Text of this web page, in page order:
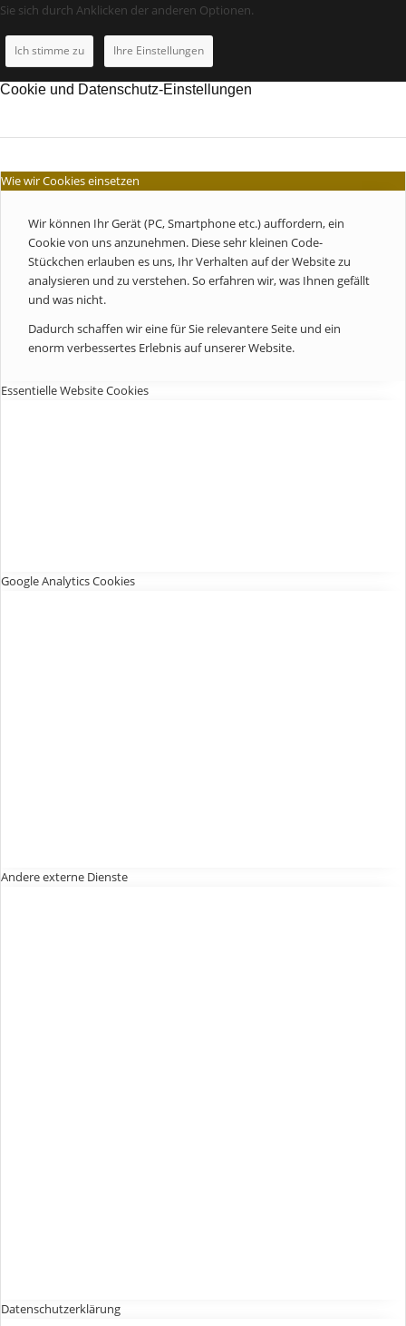
Sie sich durch Anklicken der anderen Optionen.
Ich stimme zu Ihre Einstellungen
Cookie und Datenschutz-Einstellungen
Wie wir Cookies einsetzen
Wir können Ihr Gerät (PC, Smartphone etc.) auffordern, ein
Cookie von uns anzunehmen. Diese sehr kleinen Code-
Stückchen erlauben es uns, Ihr Verhalten auf der Website zu
analysieren und zu verstehen. So erfahren wir, was Ihnen gefällt
und was nicht.
Dadurch schaffen wir eine für Sie relevantere Seite und ein
enorm verbessertes Erlebnis auf unserer Website.
Essentielle Website Cookies
Google Analytics Cookies
Andere externe Dienste
Datenschutzerklärung